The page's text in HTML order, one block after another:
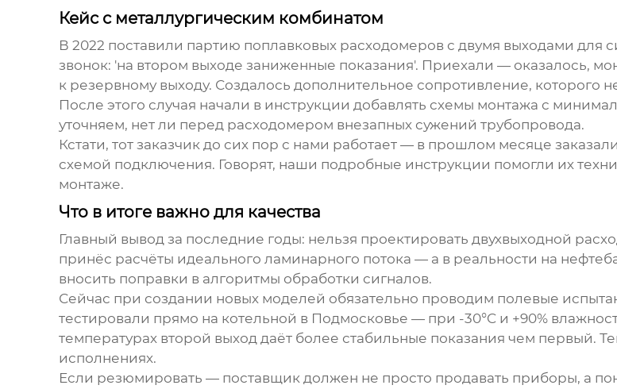
Кейс с металлургическим комбинатом
В 2022 поставили партию поплавковых расходомеров с двумя выходами для
звонок: 'на втором выходе заниженные показания'. Приехали — оказалось,
к резервному выходу. Создалось дополнительное сопротивление, которого
После этого случая начали в инструкции добавлять схемы монтажа с
уточняем, нет ли перед расходомером внезапных сужений трубопровода.
Кстати, тот заказчик до сих пор с нами работает — в прошлом месяце
схемой подключения. Говорят, наши подробные инструкции помогли их
монтаже.
Что в итоге важно для качества
Главный вывод за последние годы: нельзя проектировать двухвыходной
принёс расчёты идеального ламинарного потока — а в реальности на
вносить поправки в алгоритмы обработки сигналов.
Сейчас при создании новых моделей обязательно проводим полевые
тестировали прямо на котельной в Подмосковье — при -30°C и +90%
температурах второй выход даёт более стабильные показания чем первый.
исполнениях.
Если резюмировать — поставщик должен не просто продавать приборы, а